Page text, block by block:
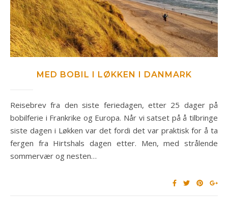
MED BOBIL I LØKKEN I DANMARK
Reisebrev fra den siste feriedagen, etter 25 dager på
bobilferie i Frankrike og Europa. Når vi satset på å tilbringe
siste dagen i Løkken var det fordi det var praktisk for å ta
fergen fra Hirtshals dagen etter. Men, med strålende
sommervær og nesten…